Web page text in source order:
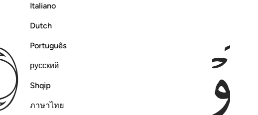
Italiano
Dutch
Português
русский
Shqip
ภาษาไทย ﱼ ﱽ